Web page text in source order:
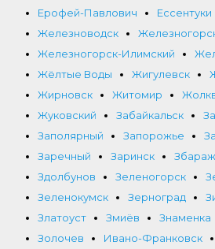
Ерофей-Павлович
Ессентуки
Железноводск
Железногорск-Илимский
Жёлтые Воды
Жигулевск
Жирновск
Житомир
Жуковский
Забайкальск
Заполярный
Запорожье
Заречный
Заринск Збараж
Здолбунов
Зеленогорск
Зеленокумск
Зерноград
Златоуст
Змиёв Знаменка
Золочев
Ивано-Франковск